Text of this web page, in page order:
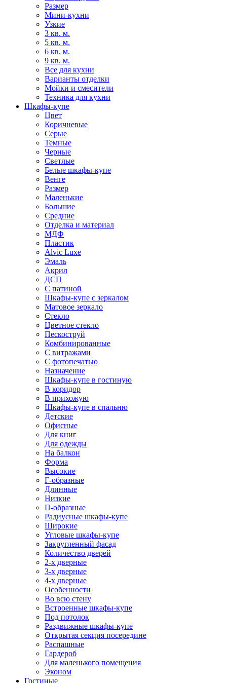
Размер
Мини-кухни
Узкие
3 кв. м.
5 кв. м.
6 кв. м.
9 кв. м.
Все для кухни
Варианты отделки
Мойки и смесители
Техника для кухни
Шкафы-купе
Цвет
Коричневые
Серые
Темные
Черные
Светлые
Белые шкафы-купе
Венге
Размер
Маленькие
Большие
Средние
Отделка и материал
МДФ
Пластик
Alvic Luxe
Эмаль
Акрил
ДСП
С патиной
Шкафы-купе с зеркалом
Матовое зеркало
Стекло
Цветное стекло
Пескоструй
Комбинированные
С витражами
С фотопечатью
Назначение
Шкафы-купе в гостиную
В коридор
В прихожую
Шкафы-купе в спальню
Детские
Офисные
Для книг
Для одежды
На балкон
Форма
Высокие
Г-образные
Длинные
Низкие
П-образные
Радиусные шкафы-купе
Широкие
Угловые шкафы-купе
Закругленный фасад
Количество дверей
2-х дверные
3-х дверные
4-х дверные
Особенности
Во всю стену
Встроенные шкафы-купе
Под потолок
Раздвижные шкафы-купе
Открытая секция посередине
Распашные
Гардероб
Для маленького помещения
Эконом
Гостиные